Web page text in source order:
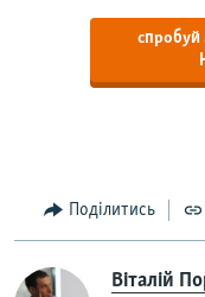
спробуй
Поділитись
Віталій